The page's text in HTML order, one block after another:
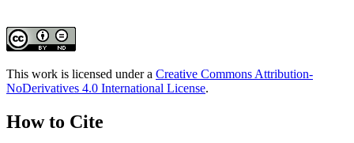
This work is licensed under a Creative Commons Attribution-
NoDerivatives 4.0 International License.
How to Cite